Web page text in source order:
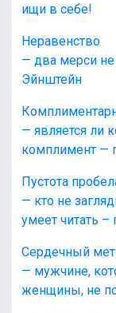
ищи в себе!
Неравенство
— два мерси
Эйнштейн
— является ли
комплимент —
Пустота
— кто не
умеет читать
Сердечный
— мужчине,
женщины, не